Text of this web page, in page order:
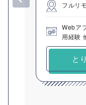
フルリ
Webア
用経験
と